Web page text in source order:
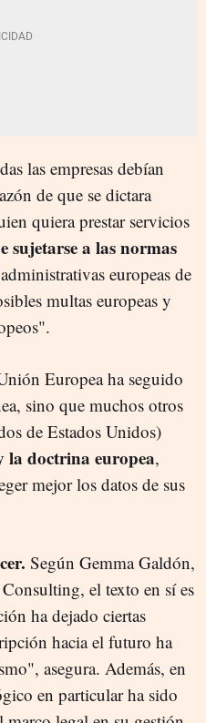
las empresas debían
de que se dictara
quiera prestar servicios
sujetarse a las normas
europeas de
multas europeas y
Europea ha seguido
sino que muchos otros
de Estados Unidos)
la doctrina europea,
mejor los datos de sus
Según Gemma Galdón,
el texto en sí es
ha dejado ciertas
hacia el futuro ha
asegura. Además, en
en particular ha sido